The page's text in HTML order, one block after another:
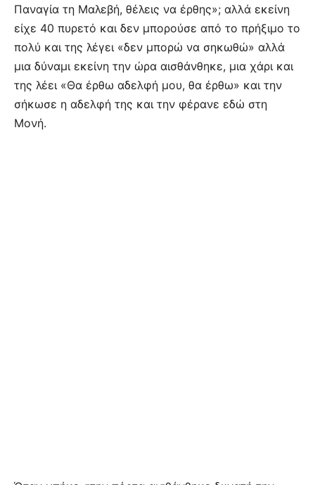
Παναγία τη Μαλεβή, θέλεις να έρθης»; αλλά εκείνη
είχε 40 πυρετό και δεν μπορούσε από το πρήξιμο το
πολύ και της λέγει «δεν μπορώ να σηκωθώ» αλλά
μια δύναμι εκείνη την ώρα αισθάνθηκε, μια χάρι και
της λέει «Θα έρθω αδελφή μου, θα έρθω» και την
σήκωσε η αδελφή της και την φέρανε εδώ στη
Μονή.